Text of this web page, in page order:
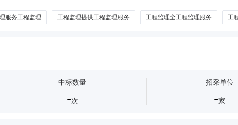
服务工程监理 工程监理提供工程监理服务 工程监理全工程监理服务 工
中标数量
-次
招采单位
-家